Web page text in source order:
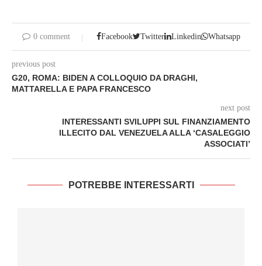
0 comment Facebook Twitter Linkedin Whatsapp
previous post
G20, ROMA: BIDEN A COLLOQUIO DA DRAGHI,
MATTARELLA E PAPA FRANCESCO
next post
INTERESSANTI SVILUPPI SUL FINANZIAMENTO
ILLECITO DAL VENEZUELA ALLA ‘CASALEGGIO
ASSOCIATI’
POTREBBE INTERESSARTI